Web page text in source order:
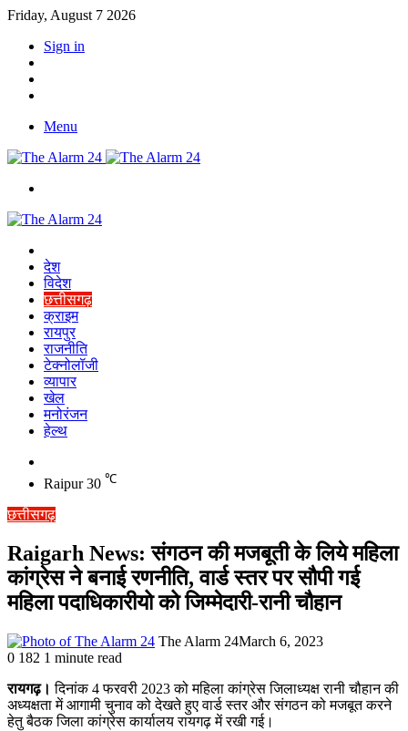
Friday, August 7 2026
Sign in
Menu
देश
विदेश
छत्तीसगढ़
क्राइम
रायपुर
राजनीति
टेक्नोलॉजी
व्यापार
खेल
मनोरंजन
हेल्थ
skin
Raipur 30 ℃
छत्तीसगढ़
Raigarh News: संगठन की मजबूती के लिये महिला
कांग्रेस ने बनाई रणनीति, वार्ड स्तर पर सौपी गई
महिला पदाधिकारीयो को जिम्मेदारी-रानी चौहान
The Alarm 24March 6, 2023
0 182 1 minute read
रायगढ़। दिनांक 4 फरवरी 2023 को महिला कांग्रेस जिलाध्यक्ष रानी चौहान की
अध्यक्षता में आगामी चुनाव को देखते हुए वार्ड स्तर और संगठन को मजबूत करने
हेतु बैठक जिला कांग्रेस कार्यालय रायगढ़ में रखी गई।